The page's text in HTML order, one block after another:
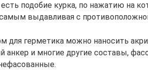
подобие курка, по нажатию на
выдавливая с
для герметика можно наносить
анкер и многие другие составы,